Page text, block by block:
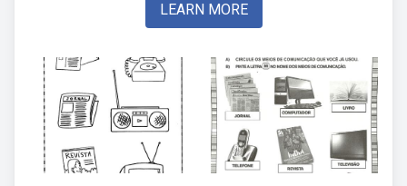
LEARN MORE